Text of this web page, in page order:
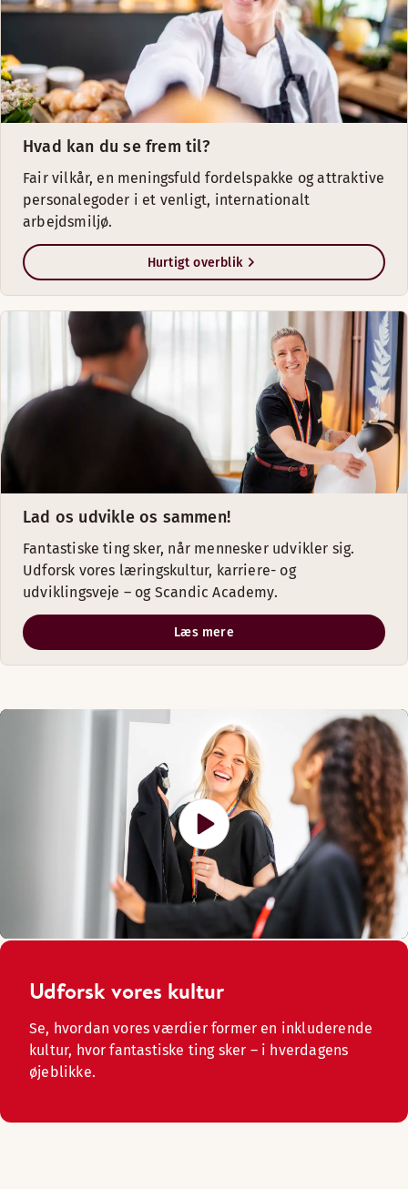
Hvad kan du se frem til?
Fair vilkår, en meningsfuld fordelspakke og attraktive
personalegoder i et venligt, internationalt
arbejdsmiljø.
Hurtigt overblik
Lad os udvikle os sammen!
Fantastiske ting sker, når mennesker udvikler sig.
Udforsk vores læringskultur, karriere- og
udviklingsveje – og Scandic Academy.
Læs mere
Udforsk vores kultur
Se, hvordan vores værdier former en inkluderende
kultur, hvor fantastiske ting sker – i hverdagens
øjeblikke.